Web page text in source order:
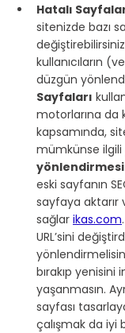
Hatalı
sitenizde bazı
kullanıcıların
düzgün
Sayfaları
motorlarına da
kapsamında,
mümkünse
yönlendirmesi
eski sayfanın
sayfaya
sağlar ikas.com
URL’sini
bırakıp yenisini
yaşanmasın.
sayfası
çalışmak da iyi